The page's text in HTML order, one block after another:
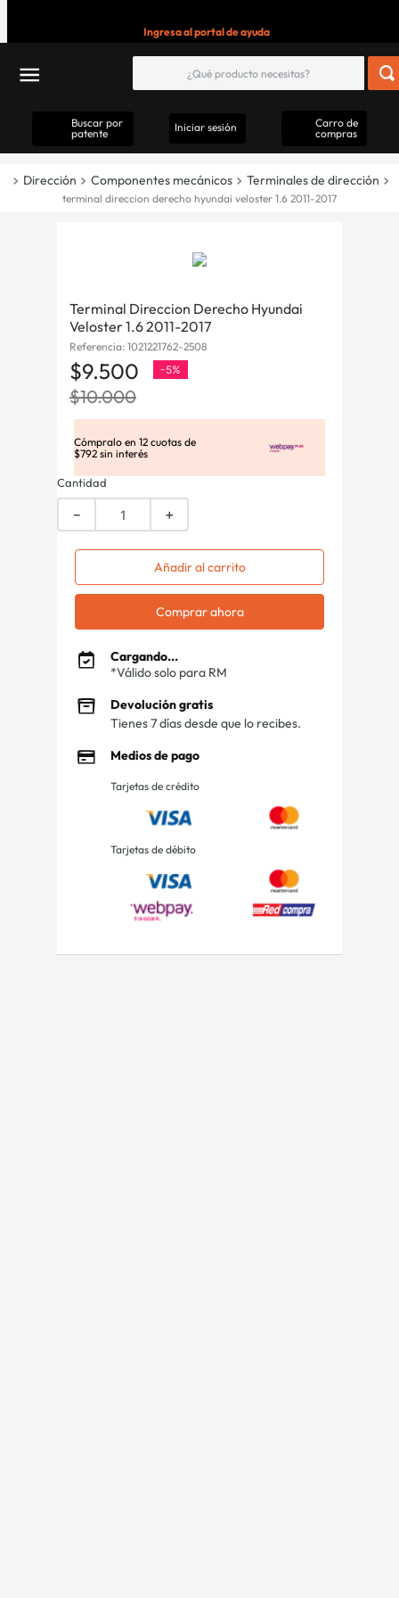
Ingresa al portal de ayuda
Buscar por
patente
Iniciar sesión
Carro de
compras
Dirección Componentes mecánicos Terminales de dirección
terminal direccion derecho hyundai veloster 1.6 2011-2017
Terminal Direccion Derecho Hyundai
Veloster 1.6 2011-2017
Referencia: 1021221762-2508
$9.500 -5%
$10.000
Cómpralo en 12 cuotas de
$792 sin interés
Cantidad
＋
－
Añadir al carrito
Comprar ahora
Cargando...
*Válido solo para RM
Devolución gratis
Tienes 7 días desde que lo recibes.
Medios de pago
Tarjetas de crédito
Tarjetas de débito